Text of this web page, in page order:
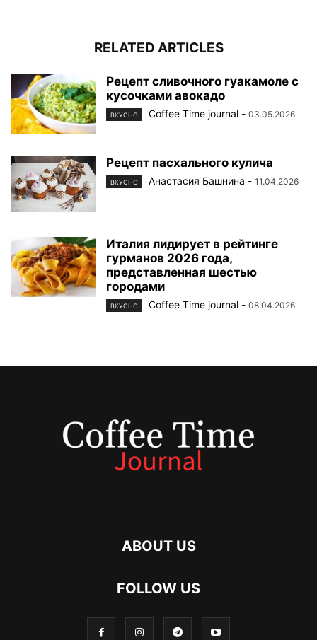
RELATED ARTICLES
Рецепт сливочного гуакамоле с
кусочками авокадо
ВКУСНО Coffee Time journal - 03.05.2026
Рецепт пасхального кулича
ВКУСНО Анастасия Башнина - 11.04.2026
Италия лидирует в рейтинге
гурманов 2026 года,
представленная шестью
городами
ВКУСНО Coffee Time journal - 08.04.2026
ABOUT US
FOLLOW US